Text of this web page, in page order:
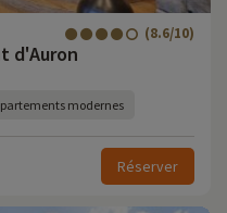
d'Auron
(8.6/10)
modernes
Réserver